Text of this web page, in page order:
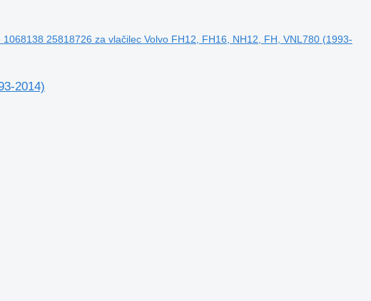
25818726 za vlačilec Volvo FH12, FH16, NH12, FH, VNL780 (1993-
2014)